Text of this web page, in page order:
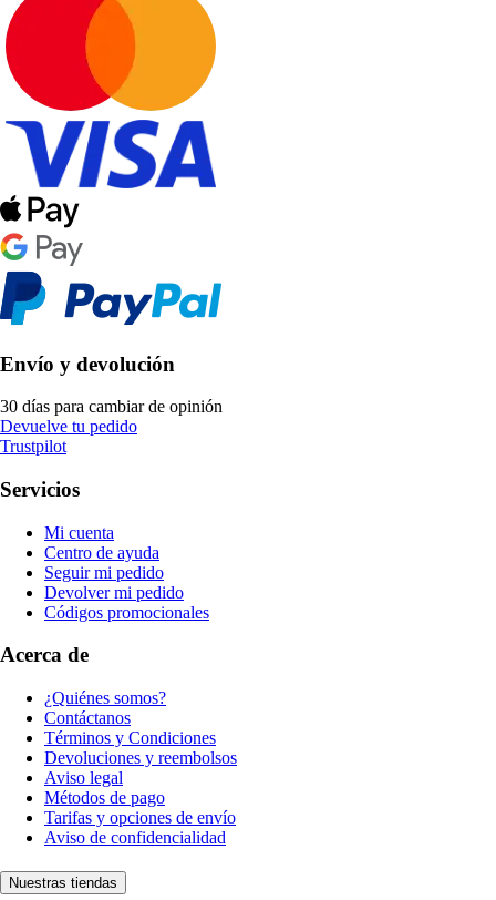
Envío y devolución
30 días para cambiar de opinión
Devuelve tu pedido
Trustpilot
Servicios
Mi cuenta
Centro de ayuda
Seguir mi pedido
Devolver mi pedido
Códigos promocionales
Acerca de
¿Quiénes somos?
Contáctanos
Términos y Condiciones
Devoluciones y reembolsos
Aviso legal
Métodos de pago
Tarifas y opciones de envío
Aviso de confidencialidad
Nuestras tiendas